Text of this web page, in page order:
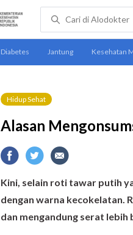
Hidup Sehat
Alasan
Kini, selain roti tawar putih
dengan warna kecokelatan.
dan mengandung serat lebih